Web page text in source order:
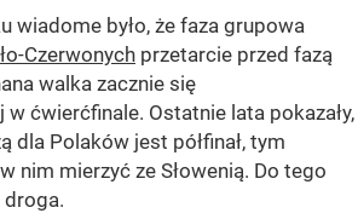
wiadome było, że faza grupowa
Czerwonych przetarcie przed fazą
walka zacznie się
ćwierćfinale. Ostatnie lata pokazały,
dla Polaków jest półfinał, tym
nim mierzyć ze Słowenią. Do tego
droga.